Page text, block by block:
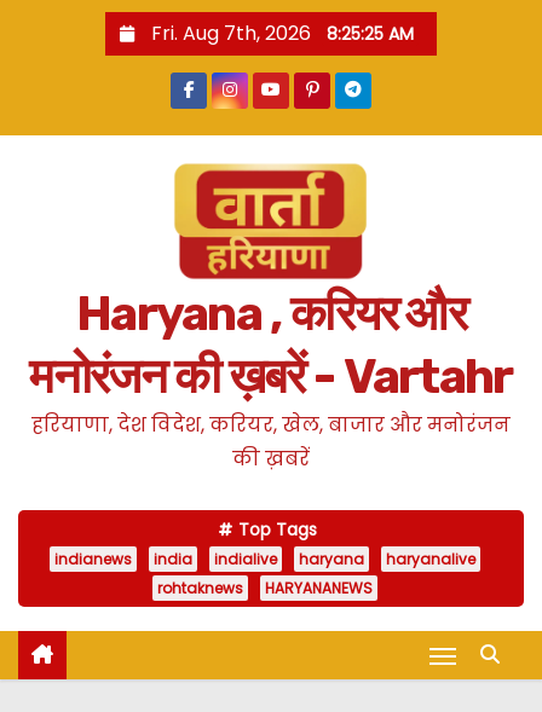
Fri. Aug 7th, 2026 8:25:26 AM
Haryana , करियर और
मनोरंजन की ख़बरें - Vartahr
हरियाणा, देश विदेश, करियर, खेल, बाजार और मनोरंजन
की ख़बरें
Top Tags
indianews india indialive haryana
haryanalive
rohtaknews
HARYANANEWS